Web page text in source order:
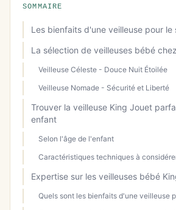
SOMMAIRE
Les bienfaits d'une veilleuse pour le
La sélection de veilleuses bébé
Veilleuse Céleste - Douce Nuit Étoilée
Veilleuse Nomade - Sécurité et Liberté
Trouver la veilleuse King Jouet
enfant
Selon l'âge de l'enfant
Caractéristiques techniques à
Expertise sur les veilleuses bébé
Quels sont les bienfaits d'une veilleuse